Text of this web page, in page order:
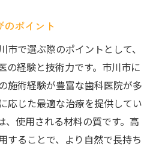
べニアの背景
す市川市のラミネートべニ
アが美しさを引き出す
市川市のべニア
がもたらす美しさ
ポイント
市で選ぶ際のポイントとして、
の経験と技術力です。市川市に
施術経験が豊富な歯科医院が多
応じた最適な治療を提供してい
、使用される材料の質です。高
することで、より自然で長持ち